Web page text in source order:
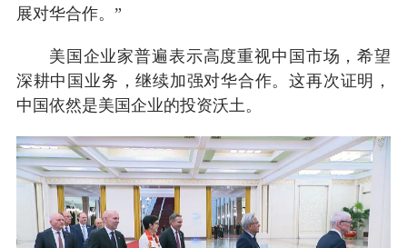
展对华合作。”
美国企业家普遍表示高度重视中国市场，希望
深耕中国业务，继续加强对华合作。这再次证明，
中国依然是美国企业的投资沃土。